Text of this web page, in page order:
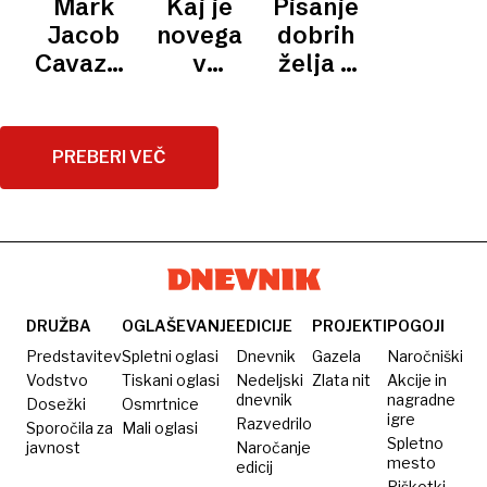
obdobje
neostilov,
v
letih
vintage
kose
do
prekarstva
Varnost
v
niso
dovoljene
sanje in
Mark
Jacob
Cavazza
generacija
Z: Jutri
Kaj je
novega
v
Pisanje
dobrih
želja z
PREBERI VEČ
DRUŽBA
Predstavitev
Vodstvo
Dosežki
Sporočila za
javnost
OGLAŠEVANJE
Spletni oglasi
Tiskani oglasi
Osmrtnice
Mali oglasi
EDICIJE
Dnevnik
Nedeljski
dnevnik
Razvedrilo
Naročanje
edicij
PROJEKTI
Gazela
Zlata nit
POGOJI
Naročniški
Akcije in
nagradne
igre
Spletno
mesto